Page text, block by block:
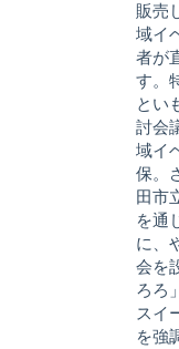
販売
域イ
者が
す。
とい
討会
域イ
保。
田市
を通
に、
会を
ろろ
スイ
を強